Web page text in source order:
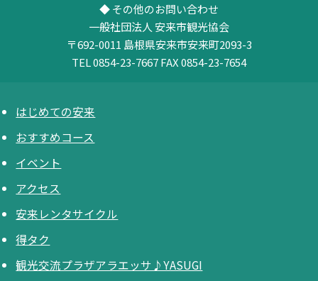
◆ その他のお問い合わせ
一般社団法人 安来市観光協会
〒692-0011 島根県安来市安来町2093-3
TEL 0854-23-7667FAX 0854-23-7654
はじめての安来
おすすめコース
イベント
アクセス
安来レンタサイクル
得タク
観光交流プラザアラエッサ♪YASUGI